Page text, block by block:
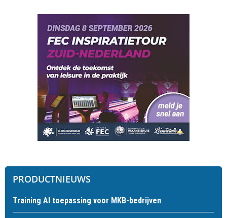
PRODUCTNIEUWS
Training AI toepassing voor MKB-bedrijven